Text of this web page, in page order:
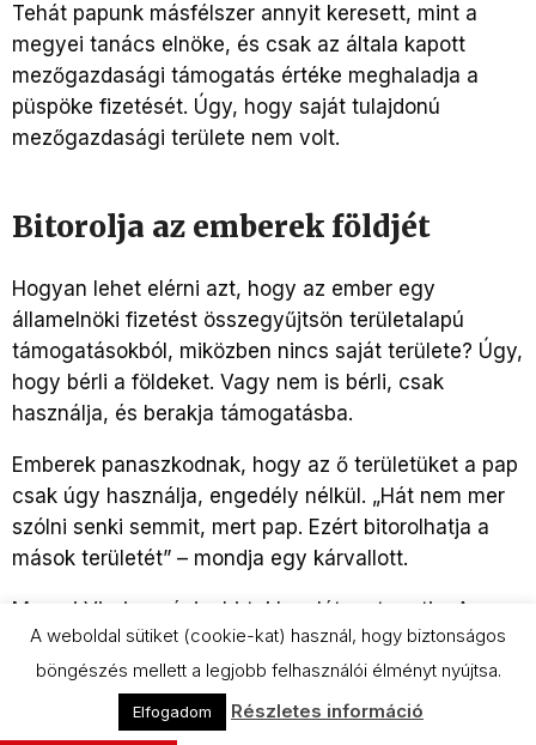
Tehát papunk másfélszer annyit keresett, mint a
megyei tanács elnöke, és csak az általa kapott
mezőgazdasági támogatás értéke meghaladja a
püspöke fizetését. Úgy, hogy saját tulajdonú
mezőgazdasági területe nem volt.
Bitorolja az emberek földjét
Hogyan lehet elérni azt, hogy az ember egy
államelnöki fizetést összegyűjtsön területalapú
támogatásokból, miközben nincs saját területe? Úgy,
hogy bérli a földeket. Vagy nem is bérli, csak
használja, és berakja támogatásba.
Emberek panaszkodnak, hogy az ő területüket a pap
csak úgy használja, engedély nélkül. „Hát nem mer
szólni senki semmit, mert pap. Ezért bitorolhatja a
mások területét” – mondja egy kárvallott.
Murvai Virgina néni a birtoklevelét mutogatja. A
kaszálót a pap elfoglalta, mondja. Az adót a néni
fizeti utána, a teheneket a pap legelteti rajta. Bement
a tanácshoz, hogy ha már a pap használja a
területét, akkor legalább az adót is fizesse utána. A
A weboldal sütiket (cookie-kat) használ, hogy biztonságos
böngészés mellett a legjobb felhasználói élményt nyújtsa.
Elfogadom Részletes információ